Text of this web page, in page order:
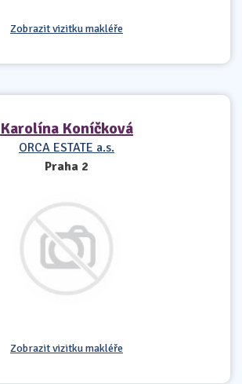
Zobrazit vizitku makléře
Karolína Koníčková
ORCA ESTATE a.s.
Praha 2
Zobrazit vizitku makléře